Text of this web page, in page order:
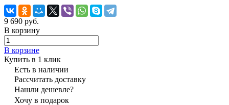
9 690 руб.
В корзину
В корзине
Купить в 1 клик
Есть в наличии
Рассчитать доставку
Нашли дешевле?
Хочу в подарок